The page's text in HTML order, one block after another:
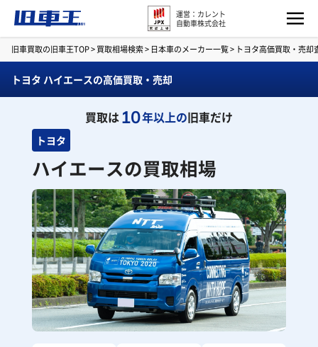
運営：カレント
自動車株式会社
旧車買取の旧車王TOP>買取相場検索> 日本車のメーカー一覧> トヨタ高価買取・売却
トヨタ ハイエースの高価買取・売却
買取は10年以上の旧車だけ
トヨタ
ハイエースの買取相場